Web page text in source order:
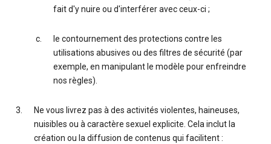
fait d'y nuire ou d'interférer avec ceux-ci ;
le contournement des protections contre les
utilisations abusives ou des filtres de sécurité (par
exemple, en manipulant le modèle pour enfreindre
nos règles).
Ne vous livrez pas à des activités violentes, haineuses,
nuisibles ou à caractère sexuel explicite. Cela inclut la
création ou la diffusion de contenus qui facilitent :